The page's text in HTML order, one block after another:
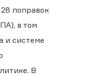
поправок
в том
и системе
В